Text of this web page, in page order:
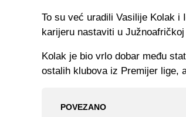
To su već uradili Vasilije Kolak i
karijeru nastaviti u
Kolak je bio vrlo dobar među
ostalih klubova iz Premijer lige,
POVEZANO